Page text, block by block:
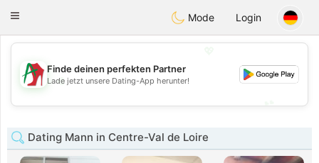
AmamiOra
Toggle
Mode Login
💖
💕
Finde deinen perfekten Partner
Lade jetzt unsere Dating-App herunter!
Dating Mann in Centre-Val de Loire